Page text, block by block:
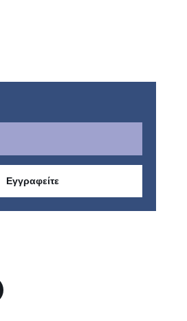
Εγγραφείτε